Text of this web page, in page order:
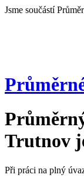
Jsme součástí
Trutnov
Při práci na plný